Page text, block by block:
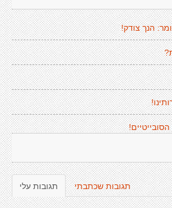
הנך צודק!
תגובות עלי תגובות שכתבתי